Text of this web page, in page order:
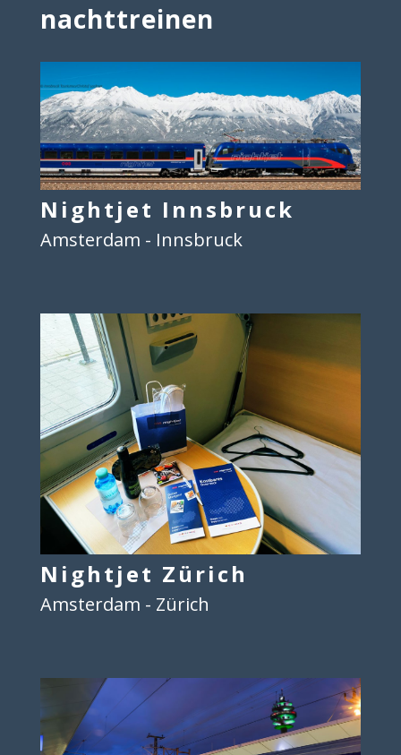
nachttreinen
Nightjet Innsbruck
Amsterdam - Innsbruck
Nightjet Zürich
Amsterdam - Zürich